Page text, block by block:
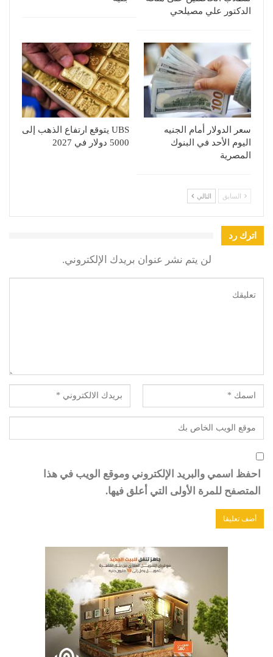
الدكتور علي مصيلحي
سعر الدولار أمام الجنيه
اليوم الأحد في البنوك
المصرية
UBS يتوقع ارتفاع الذهب إلى
5000 دولار في 2027
السابق التالي
اترك رد
لن يتم نشر عنوان بريدك الإلكتروني.
احفظ اسمي والبريد الإلكتروني وموقع الويب في هذا
المتصفح للمرة الأولى التي أعلق فيها.